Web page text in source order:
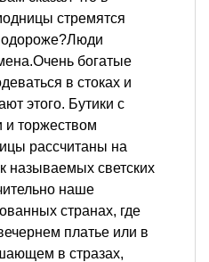
стремятся
богатые
в стоках и
этого. Бутики с
торжеством
рассчитаны на
называемых светских
наше
странах, где
платье или в
в стразах,